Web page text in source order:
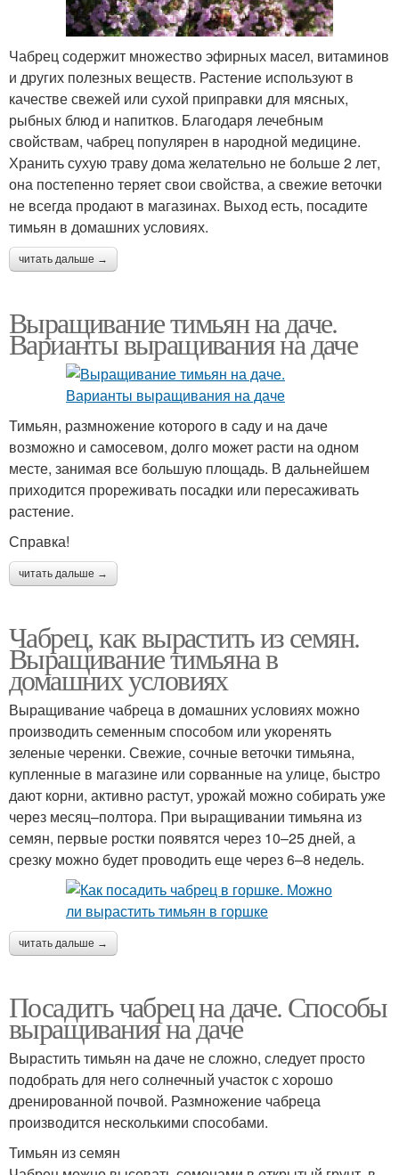
Чабрец содержит множество эфирных масел, витаминов
и других полезных веществ. Растение используют в
качестве свежей или сухой приправки для мясных,
рыбных блюд и напитков. Благодаря лечебным
свойствам, чабрец популярен в народной медицине.
Хранить сухую траву дома желательно не больше 2 лет,
она постепенно теряет свои свойства, а свежие веточки
не всегда продают в магазинах. Выход есть, посадите
тимьян в домашних условиях.
читать дальше →
Выращивание тимьян на даче.
Варианты выращивания на даче
Тимьян, размножение которого в саду и на даче
возможно и самосевом, долго может расти на одном
месте, занимая все большую площадь. В дальнейшем
приходится прореживать посадки или пересаживать
растение.
Справка!
читать дальше →
Чабрец, как вырастить из семян.
Выращивание тимьяна в
домашних условиях
Выращивание чабреца в домашних условиях можно
производить семенным способом или укоренять
зеленые черенки. Свежие, сочные веточки тимьяна,
купленные в магазине или сорванные на улице, быстро
дают корни, активно растут, урожай можно собирать уже
через месяц–полтора. При выращивании тимьяна из
семян, первые ростки появятся через 10–25 дней, а
срезку можно будет проводить еще через 6–8 недель.
читать дальше →
Посадить чабрец на даче. Способы
выращивания на даче
Вырастить тимьян на даче не сложно, следует просто
подобрать для него солнечный участок с хорошо
дренированной почвой. Размножение чабреца
производится несколькими способами.
Тимьян из семян